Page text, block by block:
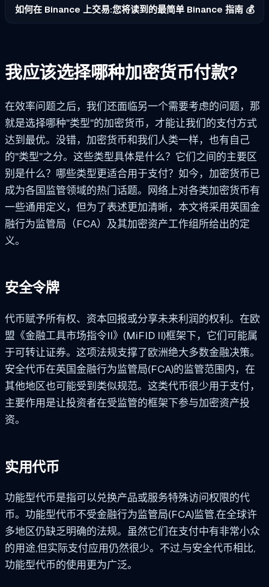
如何在 Binance 上交易:您将读到的最简单 Binance 指南 💰
我应该选择哪种加密货币付款?
在效率问题之后，我们还面临另一个需要考虑的问题，那
就是选择哪种"类型"的加密货币，才能让我们的支付方式
达到最优。没错，加密货币和我们人类一样，也有自己
的"类型"之分。这些类型具体是什么？它们之间的主要区
别是什么？哪些类型更适合用于支付？如今，加密货币已
成为各国监管领域的热门话题。网络上对各类加密货币有
一些通用定义，但为了表述更加清晰，本文将采用英国金
融行为监管局（FCA）及其加密资产工作组所给出的定
义。
安全令牌
代币赋予所有权、资本回报或分享未来利润的权利。在欧
盟《金融工具市场指令II》(MiFID II)框架下，它们可能属
于可转让证券。这项法规支撑了欧洲绝大多数金融决策。
安全代币在英国金融行为监管局(FCA)的监管范围内，在
其他地区也可能受到类似规范。这类代币很少用于支付，
主要作用是让投资者在受监管的框架下参与加密资产投
资。
实用代币
功能型代币是指可以兑换产品或服务特殊访问权限的代
币。功能型代币不受金融行为监管局(FCA)监管,在全球许
多地区仍缺乏明确的法规。虽然它们在支付中有非常小众
的用途,但实际支付应用仍然很少。不过,与安全代币相比,
功能型代币的使用更为广泛。